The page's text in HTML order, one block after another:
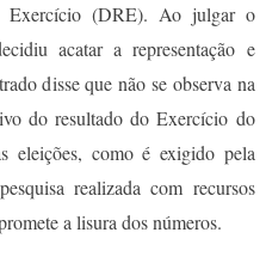
Exercício (DRE). Ao julgar o
acatar a representação e
disse que não se observa na
do resultado do Exercício do
eleições, como é exigido pela
realizada com recursos
a lisura dos números.